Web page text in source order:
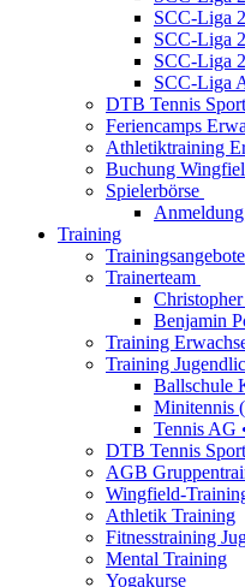
SCC-Liga
SCC-Liga
SCC-Liga
SCC-Liga
DTB Tennis
Feriencamps
Athletiktraining
Buchung
Spielerbörse
Training
Trainingsangebote
Trainerteam
Benjamin
Training
Training
Ballschule
Minitennis
Tennis AG
DTB Tennis
AGB
Wingfield-
Athletik Training
Fitnesstraining
Mental Training
Yogakurse